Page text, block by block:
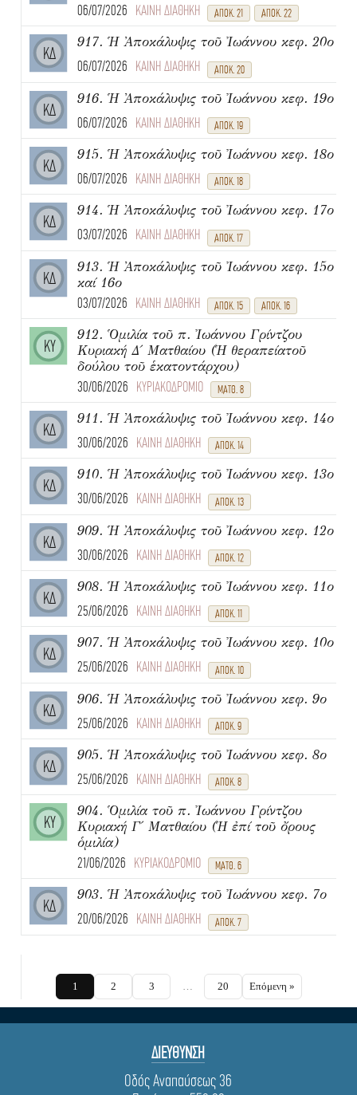
06/07/2026 ΚΑΙΝΗ ΔΙΑΘΗΚΗ ΑΠΟΚ. 21 ΑΠΟΚ. 22
ΚΔ
917. Ἡ Ἀποκάλυψις τοῦ Ἰωάννου κεφ. 20ο
06/07/2026 ΚΑΙΝΗ ΔΙΑΘΗΚΗ ΑΠΟΚ. 20
ΚΔ
916. Ἡ Ἀποκάλυψις τοῦ Ἰωάννου κεφ. 19ο
06/07/2026 ΚΑΙΝΗ ΔΙΑΘΗΚΗ ΑΠΟΚ. 19
ΚΔ
915. Ἡ Ἀποκάλυψις τοῦ Ἰωάννου κεφ. 18ο
06/07/2026 ΚΑΙΝΗ ΔΙΑΘΗΚΗ ΑΠΟΚ. 18
ΚΔ
914. Ἡ Ἀποκάλυψις τοῦ Ἰωάννου κεφ. 17ο
03/07/2026 ΚΑΙΝΗ ΔΙΑΘΗΚΗ ΑΠΟΚ. 17
ΚΔ
913. Ἡ Ἀποκάλυψις τοῦ Ἰωάννου κεφ. 15ο
καί 16ο
03/07/2026 ΚΑΙΝΗ ΔΙΑΘΗΚΗ ΑΠΟΚ. 15 ΑΠΟΚ. 16
ΚΥ
912. Ὁμιλία τοῦ π. Ἰωάννου Γρίντζου
Κυριακή Δ΄ Ματθαίου (Ἡ θεραπείατοῦ
δούλου τοῦ ἑκατοντάρχου)
30/06/2026 ΚΥΡΙΑΚΟΔΡΟΜΙΟ ΜΑΤΘ. 8
ΚΔ
911. Ἡ Ἀποκάλυψις τοῦ Ἰωάννου κεφ. 14ο
30/06/2026 ΚΑΙΝΗ ΔΙΑΘΗΚΗ ΑΠΟΚ. 14
ΚΔ
910. Ἡ Ἀποκάλυψις τοῦ Ἰωάννου κεφ. 13ο
30/06/2026 ΚΑΙΝΗ ΔΙΑΘΗΚΗ ΑΠΟΚ. 13
ΚΔ
909. Ἡ Ἀποκάλυψις τοῦ Ἰωάννου κεφ. 12ο
30/06/2026 ΚΑΙΝΗ ΔΙΑΘΗΚΗ ΑΠΟΚ. 12
ΚΔ
908. Ἡ Ἀποκάλυψις τοῦ Ἰωάννου κεφ. 11ο
25/06/2026 ΚΑΙΝΗ ΔΙΑΘΗΚΗ ΑΠΟΚ. 11
ΚΔ
907. Ἡ Ἀποκάλυψις τοῦ Ἰωάννου κεφ. 10ο
25/06/2026 ΚΑΙΝΗ ΔΙΑΘΗΚΗ ΑΠΟΚ. 10
ΚΔ
906. Ἡ Ἀποκάλυψις τοῦ Ἰωάννου κεφ. 9ο
25/06/2026 ΚΑΙΝΗ ΔΙΑΘΗΚΗ ΑΠΟΚ. 9
ΚΔ
905. Ἡ Ἀποκάλυψις τοῦ Ἰωάννου κεφ. 8ο
25/06/2026 ΚΑΙΝΗ ΔΙΑΘΗΚΗ ΑΠΟΚ. 8
ΚΥ
904. Ὁμιλία τοῦ π. Ἰωάννου Γρίντζου
Κυριακή Γ΄ Ματθαίου (Ἡ ἐπί τοῦ ὄρους
ὁμιλία)
21/06/2026 ΚΥΡΙΑΚΟΔΡΟΜΙΟ ΜΑΤΘ. 6
ΚΔ
903. Ἡ Ἀποκάλυψις τοῦ Ἰωάννου κεφ. 7ο
20/06/2026 ΚΑΙΝΗ ΔΙΑΘΗΚΗ ΑΠΟΚ. 7
1 2 3 … 20 Επόμενη »
ΔΙΕΥΘΥΝΣΗ
Οδός Αναπαύσεως 36